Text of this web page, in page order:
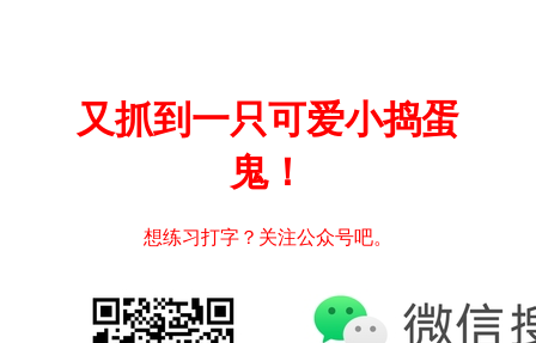
又抓到一只可爱小捣蛋
鬼！
想练习打字？关注公众号吧。